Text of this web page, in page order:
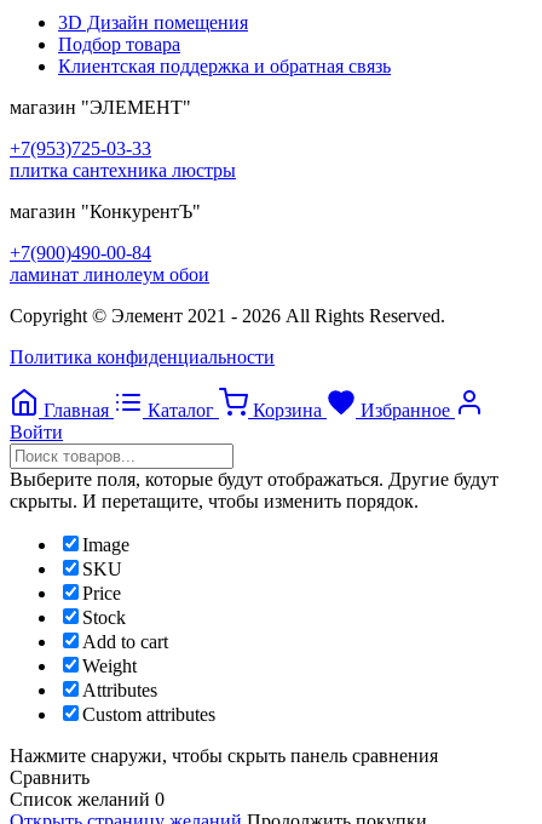
3D Дизайн помещения
Подбор товара
Клиентская поддержка и обратная связь
магазин "ЭЛЕМЕНТ"
+7(953)725-03-33
плитка сантехника люстры
магазин "КонкурентЪ"
+7(900)490-00-84
ламинат линолеум обои
Copyright © Элемент 2021 - 2026 All Rights Reserved.
Политика конфиденциальности
Главная Каталог Корзина
Избранное
Войти
Выберите поля, которые будут отображаться. Другие будут
скрыты. И перетащите, чтобы изменить порядок.
Image
SKU
Price
Stock
Add to cart
Weight
Attributes
Custom attributes
Нажмите снаружи, чтобы скрыть панель сравнения
Сравнить
Список желаний 0